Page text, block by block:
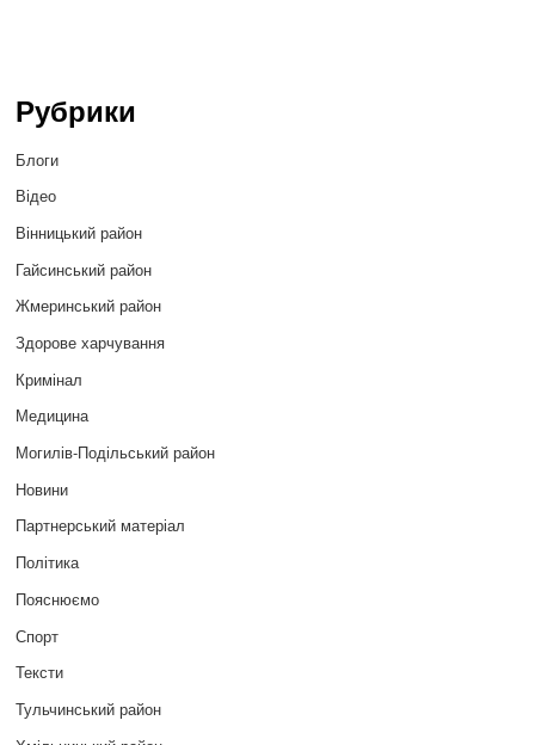
Рубрики
Блоги
Відео
Вінницький район
Гайсинський район
Жмеринський район
Здорове харчування
Кримінал
Медицина
Могилів-Подільський район
Новини
Партнерський матеріал
Політика
Пояснюємо
Спорт
Тексти
Тульчинський район